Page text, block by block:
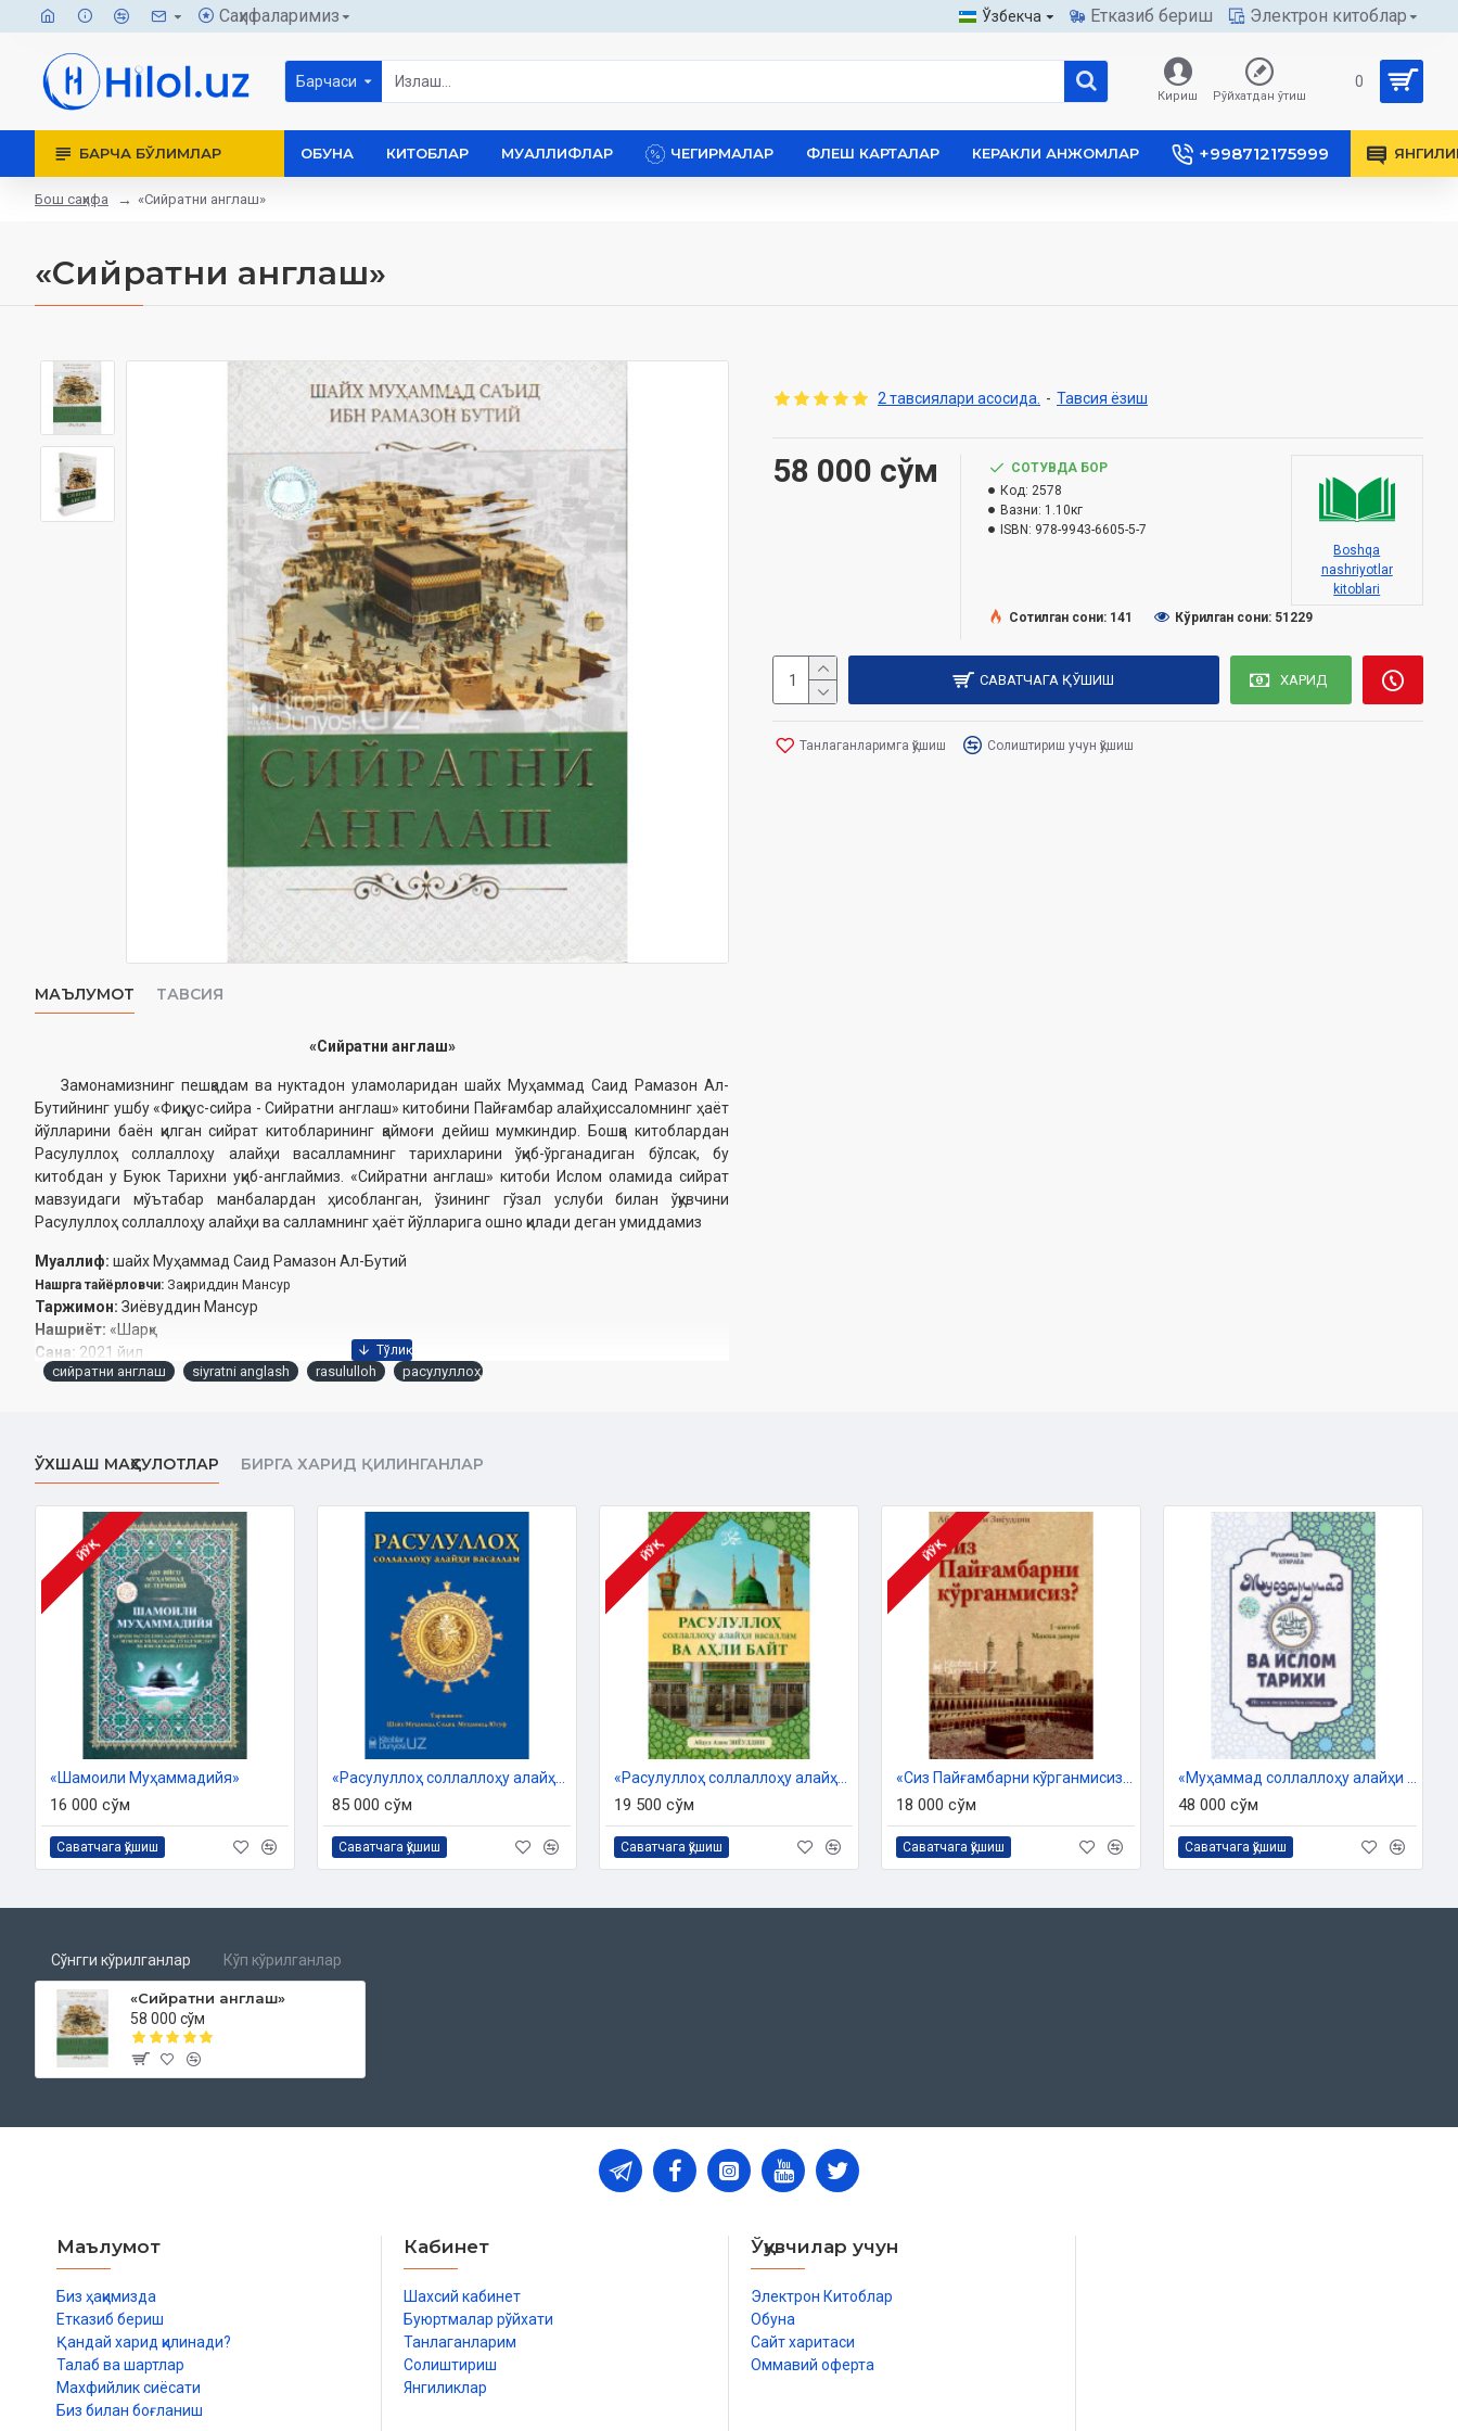
Саҳифаларимиз Ўзбекча Етказиб бериш Электрон китоблар
Барчаси
Кириш Рўйхатдан ўтиш
0
БАРЧА БЎЛИМЛАР ОБУНА КИТОБЛАР МУАЛЛИФЛАР ЧЕГИРМАЛАР ФЛЕШ КАРТАЛАР КЕРАКЛИ АНЖОМЛАР +998712175999
Бош саҳифа «Сийратни англаш»
«Сийратни англаш»
МАЪЛУМОТ ТАВСИЯ
«Сийратни англаш»
Замонамизнинг пешқадам ва нуктадон уламоларидан шайх Муҳаммад Саид Рамазон Ал-
Бутийнинг ушбу «Фиқҳус-сийра - Сийратни англаш» китобини Пайғамбар алайҳиссаломнинг ҳаёт
йўлларини баён қилган сийрат китобларининг қаймоғи дейиш мумкиндир. Бошқа китоблардан
Расулуллоҳ соллаллоҳу алайҳи васалламнинг тарихларини ўқиб-ўрганадиган бўлсак, бу
китобдан у Буюк Тарихни уқиб-англаймиз. «Сийратни англаш» китоби Ислом оламида сийрат
мавзуидаги мўътабар манбалардан ҳисобланган, ўзининг гўзал услуби билан ўқувчини
Расулуллоҳ соллаллоҳу алайҳи ва салламнинг ҳаёт йўлларига ошно қилади деган умиддамиз
Муаллиф: шайх Муҳаммад Саид Рамазон Ал-Бутий
Нашрга тайёрловчи: Заҳириддин Мансур
Таржимон: Зиёвуддин Мансур
Нашриёт: «Шарқ»
Сана: 2021 йил
ISBN:978-9943-6605-5-7
Ўзбекистон Республикаси Вазирлар Маҳкамаси ҳузуридаги Дин ишлари ‎бўйича қўмитанинг
2021 йил 01-07/493-сонли хулосаси асосида нашрга ‎тайёрланди.
2 тавсиялари асосида. - Тавсия ёзиш
58 000 сўм
СОТУВДА БОР
Код: 2578
Вазни: 1.10кг
ISBN: 978-9943-6605-5-7
Boshqa
nashriyotlar
kitoblari
Сотилган сони: 141
Кўрилган сони: 51229
САВАТЧАГА ҚЎШИШ ХАРИД
Танлаганларимга қўшиш Солиштириш учун қўшиш
сийратни англаш siyratni anglash rasululloh расулуллоҳ
ЎХШАШ МАҲСУЛОТЛАР БИРГА ХАРИД ҚИЛИНГАНЛАР
ЙЎҚ
«Шамоили Муҳаммадийя»
16 000 сўм
Саватчага қўшиш
85 000 сўм
Саватчага қўшиш
ЙЎҚ
19 500 сўм
Саватчага қўшиш
ЙЎҚ
18 000 сўм
Саватчага қўшиш
48 000 сўм
Саватчага қўшиш
Сўнгги кўрилганлар Кўп кўрилганлар
«Сийратни англаш»
58 000 сўм
Маълумот
Биз ҳақимизда
Етказиб бериш
Қандай харид қилинади?
Талаб ва шартлар
Махфийлик сиёсати
Биз билан боғланиш
Кабинет
Шахсий кабинет
Буюртмалар рўйхати
Танлаганларим
Солиштириш
Янгиликлар
Ўқувчилар учун
Электрон Китоблар
Обуна
Сайт харитаси
Оммавий оферта